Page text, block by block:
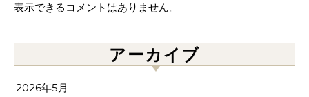
表示できるコメントはありません。
アーカイブ
2026年5月